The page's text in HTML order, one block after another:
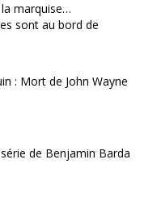
marquise…
sont au bord de
: Mort de John Wayne
de Benjamin Barda